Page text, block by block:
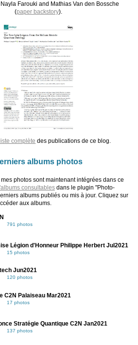
Farouki and Mathias Van den Bossche
(paper backstory).
liste complète des publications de ce blog.
albums photos
photos sont maintenant intégrées dans ce
consultablesdans le plugin "Photo-
albums publiés ou mis à jour. Cliquez sur
aux albums.
791 photos
Légion d'Honneur Philippe Herbert Jul2021
15 photos
Jun2021
120 photos
C2N Palaiseau Mar2021
17 photos
Stratégie Quantique C2N Jan2021
137 photos